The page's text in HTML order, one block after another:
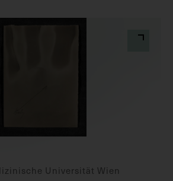
Universität Wien